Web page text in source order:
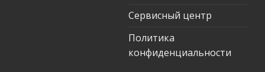
Сервисный центр
Политика
конфиденциальности